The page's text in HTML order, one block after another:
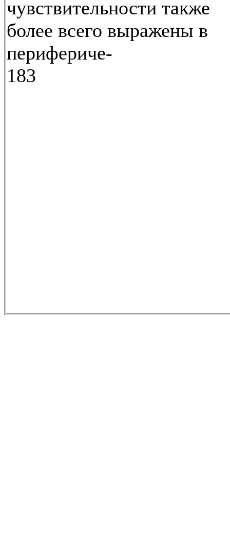
чувствительности также
более всего выражены в
перифериче-
183